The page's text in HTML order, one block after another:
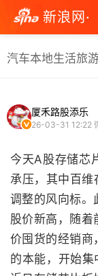
新浪网·
汽车本地生活旅
厦禾路股添乐
26-03-31 12:22
今天A股存储芯
承压，其中百
调整的风向标。
股价新高，随着
价囤货的经销商
的本能，开始集